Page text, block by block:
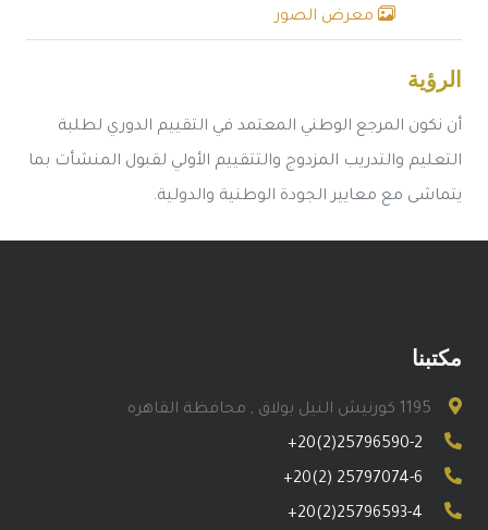
معرض الصور
الرؤية
أن نكون المرجع الوطني المعتمد في التقييم الدوري لطلبة
التعليم والتدريب المزدوج والتتقييم الأولي لقبول المنشأت بما
يتماشى مع معايير الجودة الوطنية والدولية.
مكتبنا
1195 كورنيش النيل بولاق , محافظة القاهره
+20(2)25796590-2
+20(2) 25797074-6
+20(2)25796593-4